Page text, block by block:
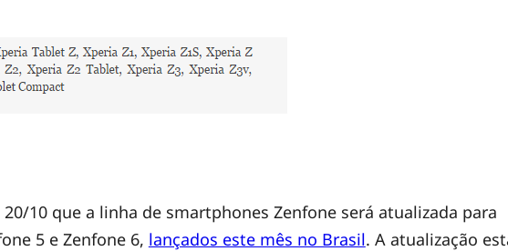
10 que a linha de smartphones Zenfone será atualizada para
5 e Zenfone 6, lançados este mês no Brasil. A atualização